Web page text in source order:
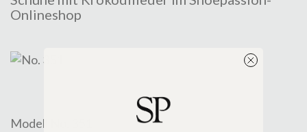
Onlineshop
Modell No. 351